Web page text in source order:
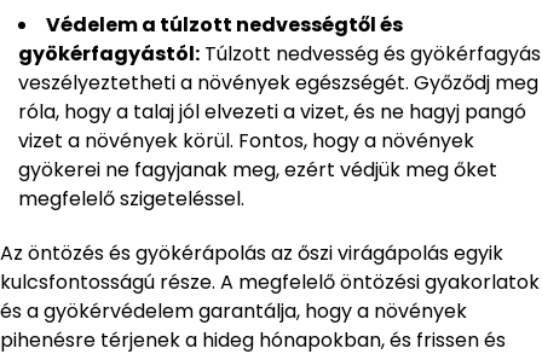
Védelem a túlzott nedvességtől és
gyökérfagyástól: Túlzott nedvesség és gyökérfagyás
veszélyeztetheti a növények egészségét. Győződj meg
róla, hogy a talaj jól elvezeti a vizet, és ne hagyj pangó
vizet a növények körül. Fontos, hogy a növények
gyökerei ne fagyjanak meg, ezért védjük meg őket
megfelelő szigeteléssel.
Az öntözés és gyökérápolás az őszi virágápolás egyik
kulcsfontosságú része. A megfelelő öntözési gyakorlatok
és a gyökérvédelem garantálja, hogy a növények
pihenésre térjenek a hideg hónapokban, és frissen és